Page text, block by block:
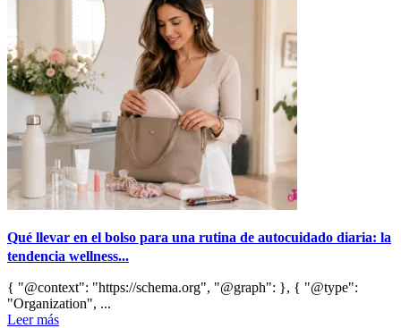
Qué llevar en el bolso para una rutina de autocuidado diaria: la
tendencia wellness...
{ "@context": "https://schema.org", "@graph": }, { "@type":
"Organization", ...
Leer más